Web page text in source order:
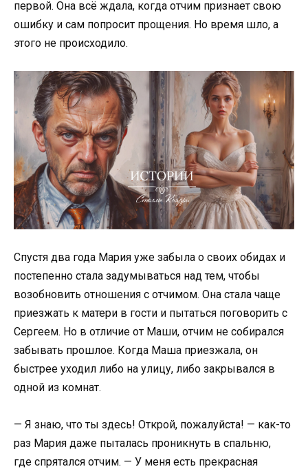
первой. Она всё ждала, когда отчим признает свою
ошибку и сам попросит прощения. Но время шло, а
этого не происходило.
Спустя два года Мария уже забыла о своих обидах и
постепенно стала задумываться над тем, чтобы
возобновить отношения с отчимом. Она стала чаще
приезжать к матери в гости и пытаться поговорить с
Сергеем. Но в отличие от Маши, отчим не собирался
забывать прошлое. Когда Маша приезжала, он
быстрее уходил либо на улицу, либо закрывался в
одной из комнат.
— Я знаю, что ты здесь! Открой, пожалуйста! — как-то
раз Мария даже пыталась проникнуть в спальню,
где спрятался отчим. — У меня есть прекрасная